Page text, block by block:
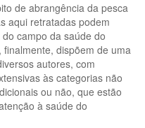
de abrangência da pesca
aqui retratadas podem
campo da saúde do
dispõem de uma
autores, com
às categorias não
ou não, que estão
à saúde do